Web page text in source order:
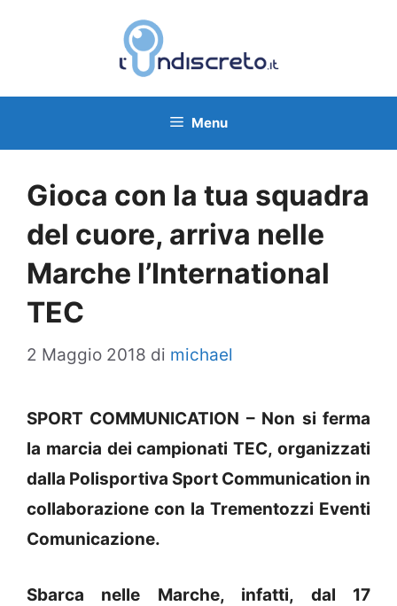
Menu
Gioca con la tua squadra
del cuore, arriva nelle
Marche l’International
TEC
2 Maggio 2018 di michael
SPORT COMMUNICATION – Non si ferma
la marcia dei campionati TEC, organizzati
dalla Polisportiva Sport Communication in
collaborazione con la Trementozzi Eventi
Comunicazione.
Sbarca nelle Marche, infatti, dal 17